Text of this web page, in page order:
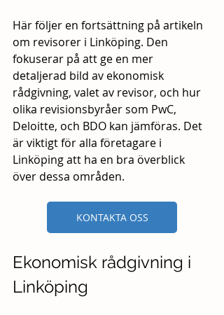
Här följer en fortsättning på artikeln
om revisorer i Linköping. Den
fokuserar på att ge en mer
detaljerad bild av ekonomisk
rådgivning, valet av revisor, och hur
olika revisionsbyråer som PwC,
Deloitte, och BDO kan jämföras. Det
är viktigt för alla företagare i
Linköping att ha en bra överblick
över dessa områden.
KONTAKTA OSS
Ekonomisk rådgivning i
Linköping